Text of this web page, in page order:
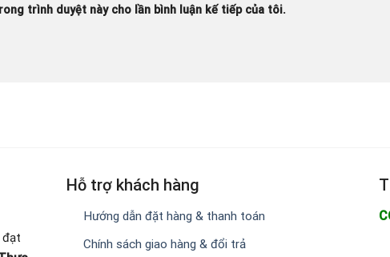
trình duyệt này cho lần bình luận kế tiếp của tôi.
đạt
Hỗ trợ khách hàng
Hướng dẫn đặt hàng & thanh toán
Chính sách giao hàng & đổi trả